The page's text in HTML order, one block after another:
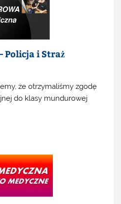
Policja i Straż
że otrzymaliśmy zgodę
do klasy mundurowej